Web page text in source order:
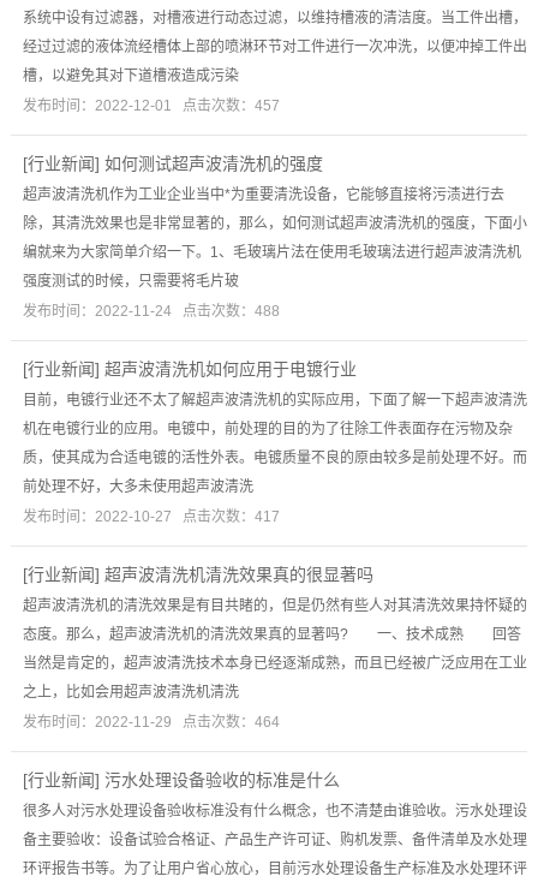
系统中设有过滤器，对槽液进行动态过滤，以维持槽液的清洁度。当工件出槽，
经过过滤的液体流经槽体上部的喷淋环节对工件进行一次冲洗，以便冲掉工件出
槽，以避免其对下道槽液造成污染
发布时间：2022-12-01 点击次数：457
[行业新闻] 如何测试超声波清洗机的强度
超声波清洗机作为工业企业当中*为重要清洗设备，它能够直接将污渍进行去
除，其清洗效果也是非常显著的，那么，如何测试超声波清洗机的强度，下面小
编就来为大家简单介绍一下。1、毛玻璃片法在使用毛玻璃法进行超声波清洗机
强度测试的时候，只需要将毛片玻
发布时间：2022-11-24 点击次数：488
[行业新闻] 超声波清洗机如何应用于电镀行业
目前，电镀行业还不太了解超声波清洗机的实际应用，下面了解一下超声波清洗
机在电镀行业的应用。电镀中，前处理的目的为了往除工件表面存在污物及杂
质，使其成为合适电镀的活性外表。电镀质量不良的原由较多是前处理不好。而
前处理不好，大多未使用超声波清洗
发布时间：2022-10-27 点击次数：417
[行业新闻] 超声波清洗机清洗效果真的很显著吗
超声波清洗机的清洗效果是有目共睹的，但是仍然有些人对其清洗效果持怀疑的
态度。那么，超声波清洗机的清洗效果真的显著吗? 一、技术成熟 回答
当然是肯定的，超声波清洗技术本身已经逐渐成熟，而且已经被广泛应用在工业
之上，比如会用超声波清洗机清洗
发布时间：2022-11-29 点击次数：464
[行业新闻] 污水处理设备验收的标准是什么
很多人对污水处理设备验收标准没有什么概念，也不清楚由谁验收。污水处理设
备主要验收：设备试验合格证、产品生产许可证、购机发票、备件清单及水处理
环评报告书等。为了让用户省心放心，目前污水处理设备生产标准及水处理环评